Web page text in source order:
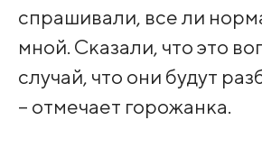
спрашивали, все ли
мной. Сказали, что это
случай, что они будут
– отмечает горожанка.